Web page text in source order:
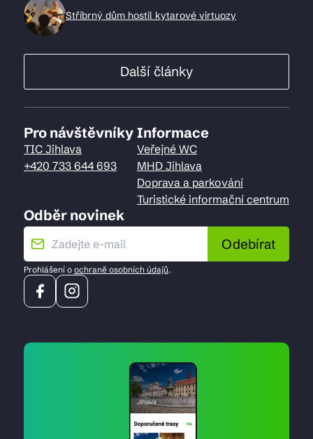
Stříbrný dům hostil kytarové virtuozy
Další články
Pro návštěvníky
TIC Jihlava
+420 733 644 693
Informace
Veřejné WC
MHD Jihlava
Doprava a parkování
Turistické informační centrum
Odběr novinek
Odebírat
Prohlášení o ochraně osobních údajů.